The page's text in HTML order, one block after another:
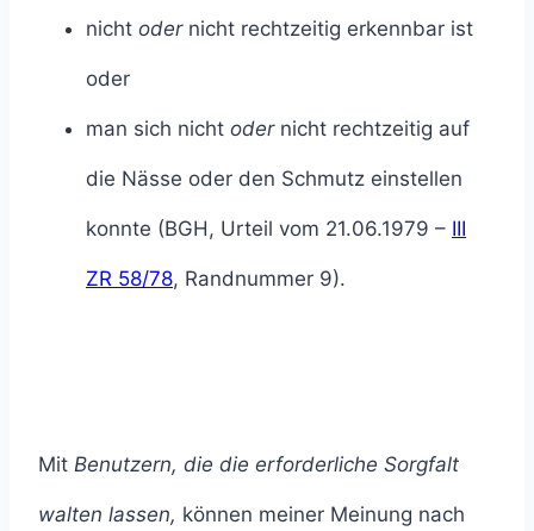
nicht odernicht rechtzeitig erkennbar ist
oder
man sich nicht oder nicht rechtzeitig auf
die Nässe oder den Schmutz einstellen
konnte (BGH, Urteil vom 21.06.1979 – III
ZR 58/78, Randnummer 9).
Mit Benutzern, die die erforderliche Sorgfalt
walten lassen, können meiner Meinung nach